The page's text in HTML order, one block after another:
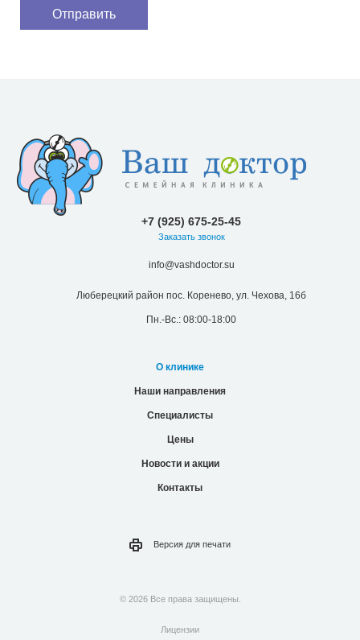
+7 (925) 675-25-45
Заказать звонок
info@vashdoctor.su
Люберецкий район пос. Коренево, ул. Чехова, 16б
Пн.-Вс.: 08:00-18:00
О клинике
Наши направления
Специалисты
Цены
Новости и акции
Контакты
Версия для печати
© 2026 Все права защищены.
Лицензии